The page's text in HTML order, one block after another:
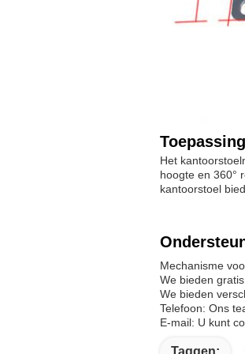
Het
hoogte en 360°
kantoorstoel
Mechanisme
We bieden
We bieden
Telefoon: Ons
E-mail: U kunt
Taggen: